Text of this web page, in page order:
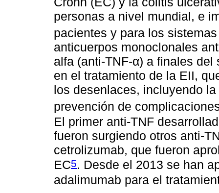
personas a nivel mundial, e
pacientes y para los
anticuerpos monoclonales
alfa (anti-TNF-α) a finales
en el tratamiento de la EII,
los desenlaces, incluyendo
prevención de
El primer anti-TNF
fueron surgiendo otros anti-
cetrolizumab, que fueron
EC5. Desde el 2013 se han
adalimumab para el